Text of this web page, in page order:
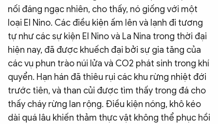
nối đáng ngạc nhiên, cho thấy, nó giống với một
loại El Nino. Các điều kiện ấm lên và lạnh đi tương
tự như các sự kiện El Nino và La Nina trong thời đại
hiện nay, đã được khuếch đại bởi sự gia tăng của
các vụ phun trào núi lửa và CO2 phát sinh trong khí
quyển. Hạn hán đã thiêu rụi các khu rừng nhiệt đới
trước tiên, và than củi được tìm thấy trong đá cho
thấy cháy rừng lan rộng. Điều kiện nóng, khô kéo
dài quá lâu khiến thảm thực vật không thể phục hồi